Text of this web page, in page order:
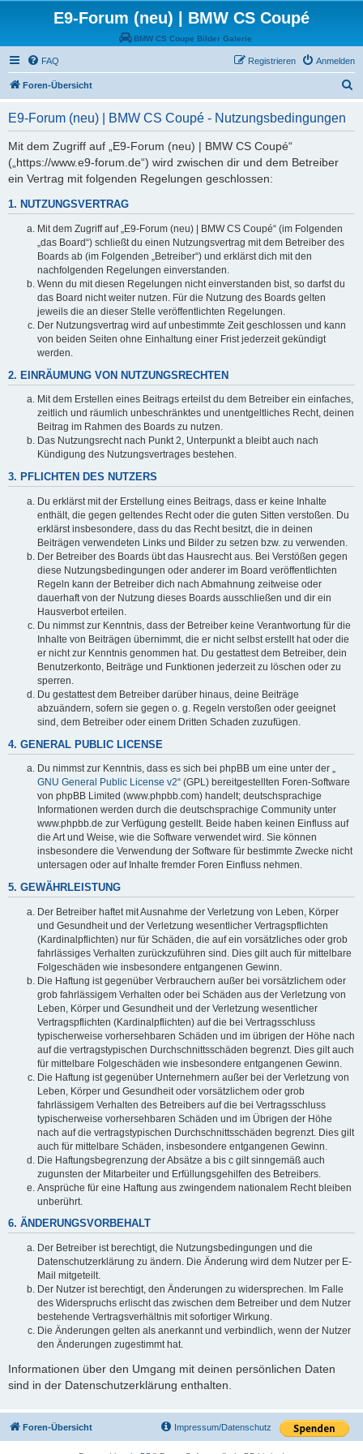
E9-Forum (neu) | BMW CS Coupé
BMW CS Coupe Bilder Galerie
FAQ Anmelden
Registrieren
Foren-Übersicht
E9-Forum (neu) | BMW CS Coupé - Nutzungsbedingungen
Mit dem Zugriff auf „E9-Forum (neu) | BMW CS Coupé“
(„https://www.e9-forum.de“) wird zwischen dir und dem Betreiber
ein Vertrag mit folgenden Regelungen geschlossen:
1. NUTZUNGSVERTRAG
Mit dem Zugriff auf „E9-Forum (neu) | BMW CS Coupé“ (im Folgenden
„das Board“) schließt du einen Nutzungsvertrag mit dem Betreiber des
Boards ab (im Folgenden „Betreiber“) und erklärst dich mit den
nachfolgenden Regelungen einverstanden.
Wenn du mit diesen Regelungen nicht einverstanden bist, so darfst du
das Board nicht weiter nutzen. Für die Nutzung des Boards gelten
jeweils die an dieser Stelle veröffentlichten Regelungen.
Der Nutzungsvertrag wird auf unbestimmte Zeit geschlossen und kann
von beiden Seiten ohne Einhaltung einer Frist jederzeit gekündigt
werden.
2. EINRÄUMUNG VON NUTZUNGSRECHTEN
Mit dem Erstellen eines Beitrags erteilst du dem Betreiber ein einfaches,
zeitlich und räumlich unbeschränktes und unentgeltliches Recht, deinen
Beitrag im Rahmen des Boards zu nutzen.
Das Nutzungsrecht nach Punkt 2, Unterpunkt a bleibt auch nach
Kündigung des Nutzungsvertrages bestehen.
3. PFLICHTEN DES NUTZERS
Du erklärst mit der Erstellung eines Beitrags, dass er keine Inhalte
enthält, die gegen geltendes Recht oder die guten Sitten verstoßen. Du
erklärst insbesondere, dass du das Recht besitzt, die in deinen
Beiträgen verwendeten Links und Bilder zu setzen bzw. zu verwenden.
Der Betreiber des Boards übt das Hausrecht aus. Bei Verstößen gegen
diese Nutzungsbedingungen oder anderer im Board veröffentlichten
Regeln kann der Betreiber dich nach Abmahnung zeitweise oder
dauerhaft von der Nutzung dieses Boards ausschließen und dir ein
Hausverbot erteilen.
Du nimmst zur Kenntnis, dass der Betreiber keine Verantwortung für die
Inhalte von Beiträgen übernimmt, die er nicht selbst erstellt hat oder die
er nicht zur Kenntnis genommen hat. Du gestattest dem Betreiber, dein
Benutzerkonto, Beiträge und Funktionen jederzeit zu löschen oder zu
sperren.
Du gestattest dem Betreiber darüber hinaus, deine Beiträge
abzuändern, sofern sie gegen o. g. Regeln verstoßen oder geeignet
sind, dem Betreiber oder einem Dritten Schaden zuzufügen.
4. GENERAL PUBLIC LICENSE
Du nimmst zur Kenntnis, dass es sich bei phpBB um eine unter der „
GNU General Public License v2“ (GPL) bereitgestellten Foren-Software
von phpBB Limited (www.phpbb.com) handelt; deutschsprachige
Informationen werden durch die deutschsprachige Community unter
www.phpbb.de zur Verfügung gestellt. Beide haben keinen Einfluss auf
die Art und Weise, wie die Software verwendet wird. Sie können
insbesondere die Verwendung der Software für bestimmte Zwecke nicht
untersagen oder auf Inhalte fremder Foren Einfluss nehmen.
5. GEWÄHRLEISTUNG
Der Betreiber haftet mit Ausnahme der Verletzung von Leben, Körper
und Gesundheit und der Verletzung wesentlicher Vertragspflichten
(Kardinalpflichten) nur für Schäden, die auf ein vorsätzliches oder grob
fahrlässiges Verhalten zurückzuführen sind. Dies gilt auch für mittelbare
Folgeschäden wie insbesondere entgangenen Gewinn.
Die Haftung ist gegenüber Verbrauchern außer bei vorsätzlichem oder
grob fahrlässigem Verhalten oder bei Schäden aus der Verletzung von
Leben, Körper und Gesundheit und der Verletzung wesentlicher
Vertragspflichten (Kardinalpflichten) auf die bei Vertragsschluss
typischerweise vorhersehbaren Schäden und im übrigen der Höhe nach
auf die vertragstypischen Durchschnittsschäden begrenzt. Dies gilt auch
für mittelbare Folgeschäden wie insbesondere entgangenen Gewinn.
Die Haftung ist gegenüber Unternehmern außer bei der Verletzung von
Leben, Körper und Gesundheit oder vorsätzlichem oder grob
fahrlässigem Verhalten des Betreibers auf die bei Vertragsschluss
typischerweise vorhersehbaren Schäden und im Übrigen der Höhe
nach auf die vertragstypischen Durchschnittsschäden begrenzt. Dies gilt
auch für mittelbare Schäden, insbesondere entgangenen Gewinn.
Die Haftungsbegrenzung der Absätze a bis c gilt sinngemäß auch
zugunsten der Mitarbeiter und Erfüllungsgehilfen des Betreibers.
Ansprüche für eine Haftung aus zwingendem nationalem Recht bleiben
unberührt.
6. ÄNDERUNGSVORBEHALT
Der Betreiber ist berechtigt, die Nutzungsbedingungen und die
Datenschutzerklärung zu ändern. Die Änderung wird dem Nutzer per E-
Mail mitgeteilt.
Der Nutzer ist berechtigt, den Änderungen zu widersprechen. Im Falle
des Widerspruchs erlischt das zwischen dem Betreiber und dem Nutzer
bestehende Vertragsverhältnis mit sofortiger Wirkung.
Die Änderungen gelten als anerkannt und verbindlich, wenn der Nutzer
den Änderungen zugestimmt hat.
Informationen über den Umgang mit deinen persönlichen Daten
sind in der Datenschutzerklärung enthalten.
Foren-Übersicht Impressum/Datenschutz